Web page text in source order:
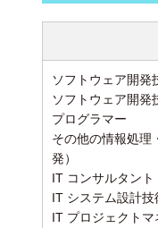
ソフトウェア開発
ソフトウェア開発
プログラマー
その他の情報処理
発）
IT コンサルタント
IT システム設計技
IT プロジェクトマ